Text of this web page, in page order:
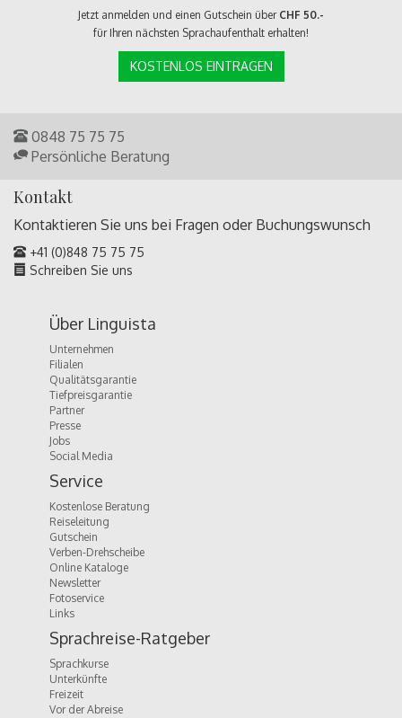
Jetzt anmelden und einen Gutschein über CHF 50.-
für Ihren nächsten Sprachaufenthalt erhalten!
KOSTENLOS EINTRAGEN
0848 75 75 75
Persönliche Beratung
Kontakt
Kontaktieren Sie uns bei Fragen oder Buchungswunsch
+41 (0)848 75 75 75
Schreiben Sie uns
Über Linguista
Unternehmen
Filialen
Qualitätsgarantie
Tiefpreisgarantie
Partner
Presse
Jobs
Social Media
Service
Kostenlose Beratung
Reiseleitung
Gutschein
Verben-Drehscheibe
Online Kataloge
Newsletter
Fotoservice
Links
Sprachreise-Ratgeber
Sprachkurse
Unterkünfte
Freizeit
Vor der Abreise